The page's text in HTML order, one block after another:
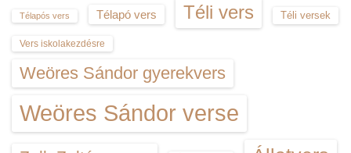
Télapós vers Télapó vers Téli vers Téli versek
Vers iskolakezdésre
Weöres Sándor gyerekvers
Weöres Sándor verse